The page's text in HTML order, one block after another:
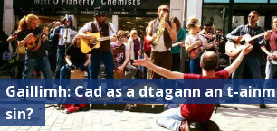
Gaillimh: Cad as a dtagann an t-ainm
sin?